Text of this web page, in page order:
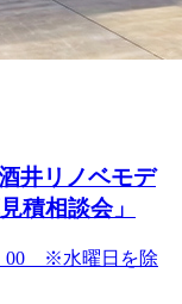
井リノベモデ
積相談会」
00 ※水曜日を除